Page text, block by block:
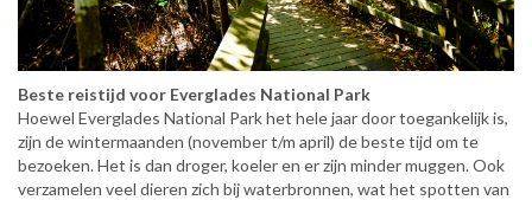
Beste reistijd voor Everglades National Park
Hoewel Everglades National Park het hele jaar door toegankelijk is,
zijn de wintermaanden (november t/m april) de beste tijd om te
bezoeken. Het is dan droger, koeler en er zijn minder muggen. Ook
verzamelen veel dieren zich bij waterbronnen, wat het spotten van